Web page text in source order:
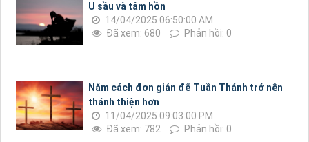
U sầu và tâm hồn
14/04/2025 06:50:00 AM
Đã xem: 680
Phản hồi: 0
Năm cách đơn giản để Tuần Thánh trở nên
thánh thiện hơn
11/04/2025 09:03:00 PM
Đã xem: 782
Phản hồi: 0